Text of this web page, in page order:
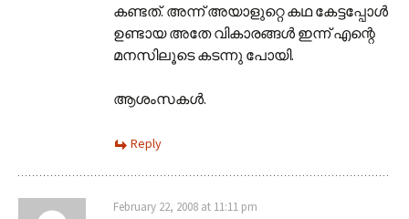
കണ്ടത്. അന്ന് അയാളുറ്റെ കഥ കേട്ടപ്പോള്‍
ഉണ്ടായ അതേ വികാരങ്ങള്‍ ഇന്ന് എന്റെ
മനസിലൂടെ കടന്നു പോയി.
ആശംസകള്‍.
Reply
February 22, 2008 at 11:11 pm